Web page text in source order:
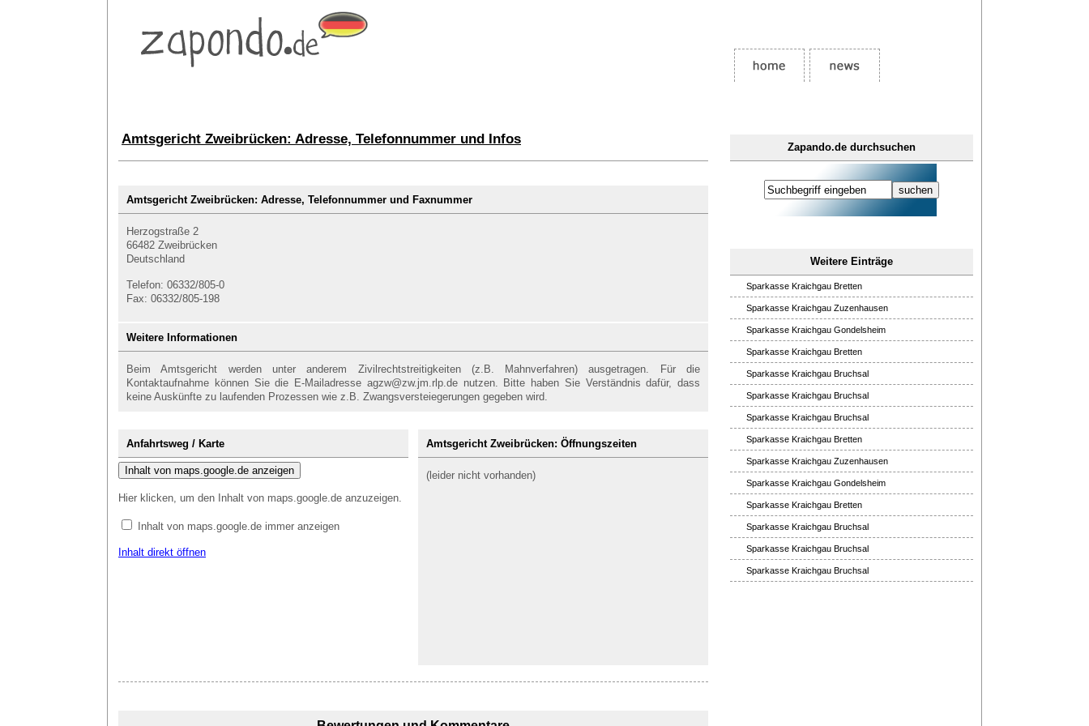
Zapando.de durchsuchen
Weitere Einträge
Sparkasse Kraichgau Bretten
Sparkasse Kraichgau Zuzenhausen
Sparkasse Kraichgau Gondelsheim
Sparkasse Kraichgau Bretten
Sparkasse Kraichgau Bruchsal
Sparkasse Kraichgau Bruchsal
Sparkasse Kraichgau Bruchsal
Sparkasse Kraichgau Bretten
Sparkasse Kraichgau Zuzenhausen
Sparkasse Kraichgau Gondelsheim
Sparkasse Kraichgau Bretten
Sparkasse Kraichgau Bruchsal
Sparkasse Kraichgau Bruchsal
Sparkasse Kraichgau Bruchsal
Amtsgericht Zweibrücken: Adresse, Telefonnummer und Infos
Amtsgericht Zweibrücken: Adresse, Telefonnummer und Faxnummer
Herzogstraße 2
66482 Zweibrücken
Deutschland
Telefon: 06332/805-0
Fax: 06332/805-198
Weitere Informationen
Beim Amtsgericht werden unter anderem Zivilrechtstreitigkeiten (z.B. Mahnverfahren) ausgetragen. Für die
Kontaktaufnahme können Sie die E-Mailadresse agzw@zw.jm.rlp.de nutzen. Bitte haben Sie Verständnis dafür, dass
keine Auskünfte zu laufenden Prozessen wie z.B. Zwangsversteiegerungen gegeben wird.
Anfahrtsweg / Karte
Inhalt von maps.google.de anzeigen
Hier klicken, um den Inhalt von maps.google.de anzuzeigen.
Inhalt von maps.google.de immer anzeigen
Inhalt direkt öffnen
Amtsgericht Zweibrücken: Öffnungszeiten
(leider nicht vorhanden)